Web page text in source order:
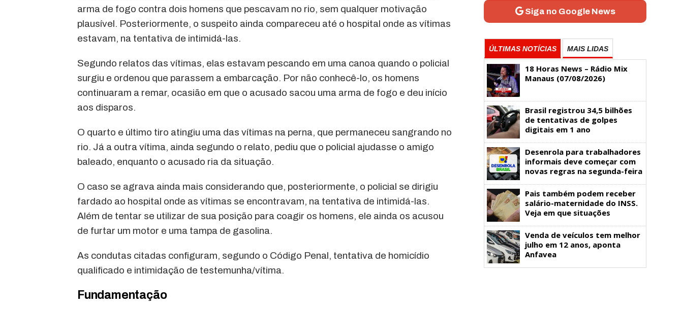
arma de fogo contra dois homens que pescavam no rio, sem qualquer motivação
plausível. Posteriormente, o suspeito ainda compareceu até o hospital onde as vítimas
estavam, na tentativa de intimidá-las.
Segundo relatos das vítimas, elas estavam pescando em uma canoa quando o policial
surgiu e ordenou que parassem a embarcação. Por não conhecê-lo, os homens
continuaram a remar, ocasião em que o acusado sacou uma arma de fogo e deu início
aos disparos.
O quarto e último tiro atingiu uma das vítimas na perna, que permaneceu sangrando no
rio. Já a outra vítima, ainda segundo o relato, pediu que o policial ajudasse o amigo
baleado, enquanto o acusado ria da situação.
O caso se agrava ainda mais considerando que, posteriormente, o policial se dirigiu
fardado ao hospital onde as vítimas se encontravam, na tentativa de intimidá-las.
Além de tentar se utilizar de sua posição para coagir os homens, ele ainda os acusou
de furtar um motor e uma tampa de gasolina.
As condutas citadas configuram, segundo o Código Penal, tentativa de homicídio
qualificado e intimidação de testemunha/vítima.
Fundamentação
Siga no Google News
ÚLTIMAS NOTÍCIAS MAIS LIDAS
18 Horas News​​​​​​​​​​​​ – Rádio Mix
Manaus (07/08/2026)
Brasil registrou 34,5 bilhões
de tentativas de golpes
digitais em 1 ano
Desenrola para trabalhadores
informais deve começar com
novas regras na segunda-feira
Pais também podem receber
salário-maternidade do INSS.
Veja em que situações
Venda de veículos tem melhor
julho em 12 anos, aponta
Anfavea